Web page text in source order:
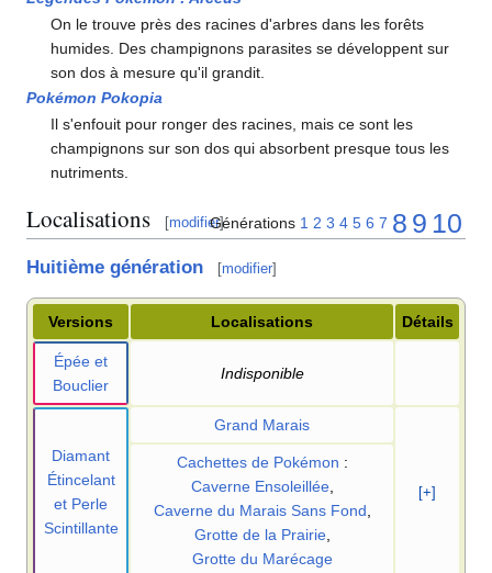
On le trouve près des racines d'arbres dans les forêts
humides. Des champignons parasites se développent sur
son dos à mesure qu'il grandit.
Pokémon Pokopia
Il s'enfouit pour ronger des racines, mais ce sont les
champignons sur son dos qui absorbent presque tous les
nutriments.
Localisations [modifier]
Générations 1 2 3 4 5 6 7 8 9 10
Huitième génération [modifier]
Versions Localisations Détails
Épée et
Bouclier
Indisponible
Diamant
Étincelant
et Perle
Scintillante
Grand Marais
[+]
Cachettes de Pokémon :
Caverne Ensoleillée,
Caverne du Marais Sans Fond,
Grotte de la Prairie,
Grotte du Marécage